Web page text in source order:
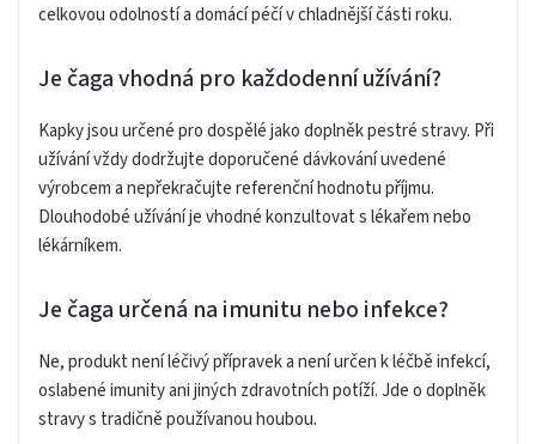
celkovou odolností a domácí péčí v chladnější části roku.
Je čaga vhodná pro každodenní užívání?
Kapky jsou určené pro dospělé jako doplněk pestré stravy. Při
užívání vždy dodržujte doporučené dávkování uvedené
výrobcem a nepřekračujte referenční hodnotu příjmu.
Dlouhodobé užívání je vhodné konzultovat s lékařem nebo
lékárníkem.
Je čaga určená na imunitu nebo infekce?
Ne, produkt není léčivý přípravek a není určen k léčbě infekcí,
oslabené imunity ani jiných zdravotních potíží. Jde o doplněk
stravy s tradičně používanou houbou.